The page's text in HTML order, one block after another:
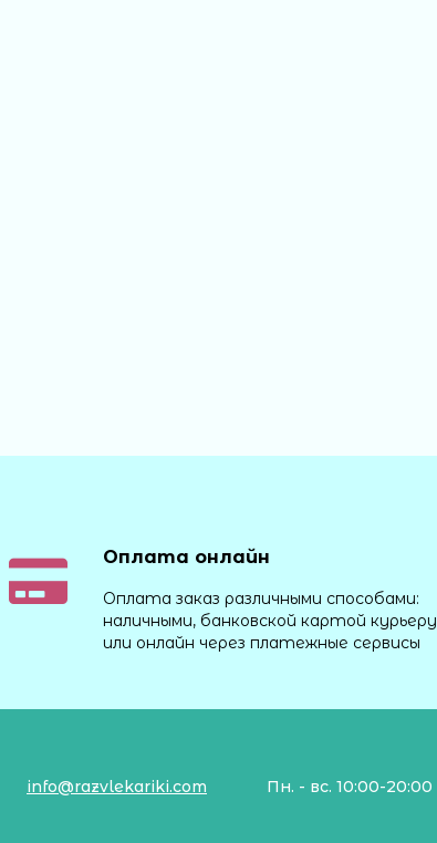
Оплата онлайн
Оплата заказ различными способами:
наличными, банковской картой курьеру
или онлайн через платежные сервисы
info@razvlekariki.com Пн. - вс. 10:00-20:00